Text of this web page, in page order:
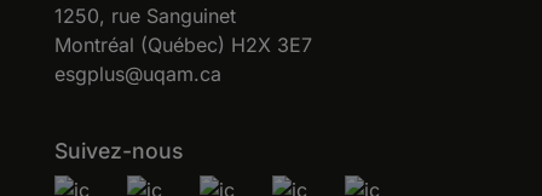
1250, rue Sanguinet
Montréal (Québec) H2X 3E7
esgplus@uqam.ca
Suivez-nous